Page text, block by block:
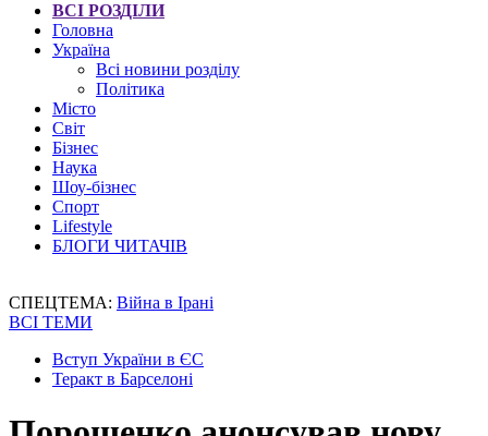
ВСІ РОЗДІЛИ
Головна
Україна
Всі новини розділу
Політика
Місто
Світ
Бізнес
Наука
Шоу-бізнес
Спорт
Lifestyle
БЛОГИ ЧИТАЧІВ
СПЕЦТЕМА: Війна в Ірані
ВСІ ТЕМИ
Вступ України в ЄС
Теракт в Барселоні